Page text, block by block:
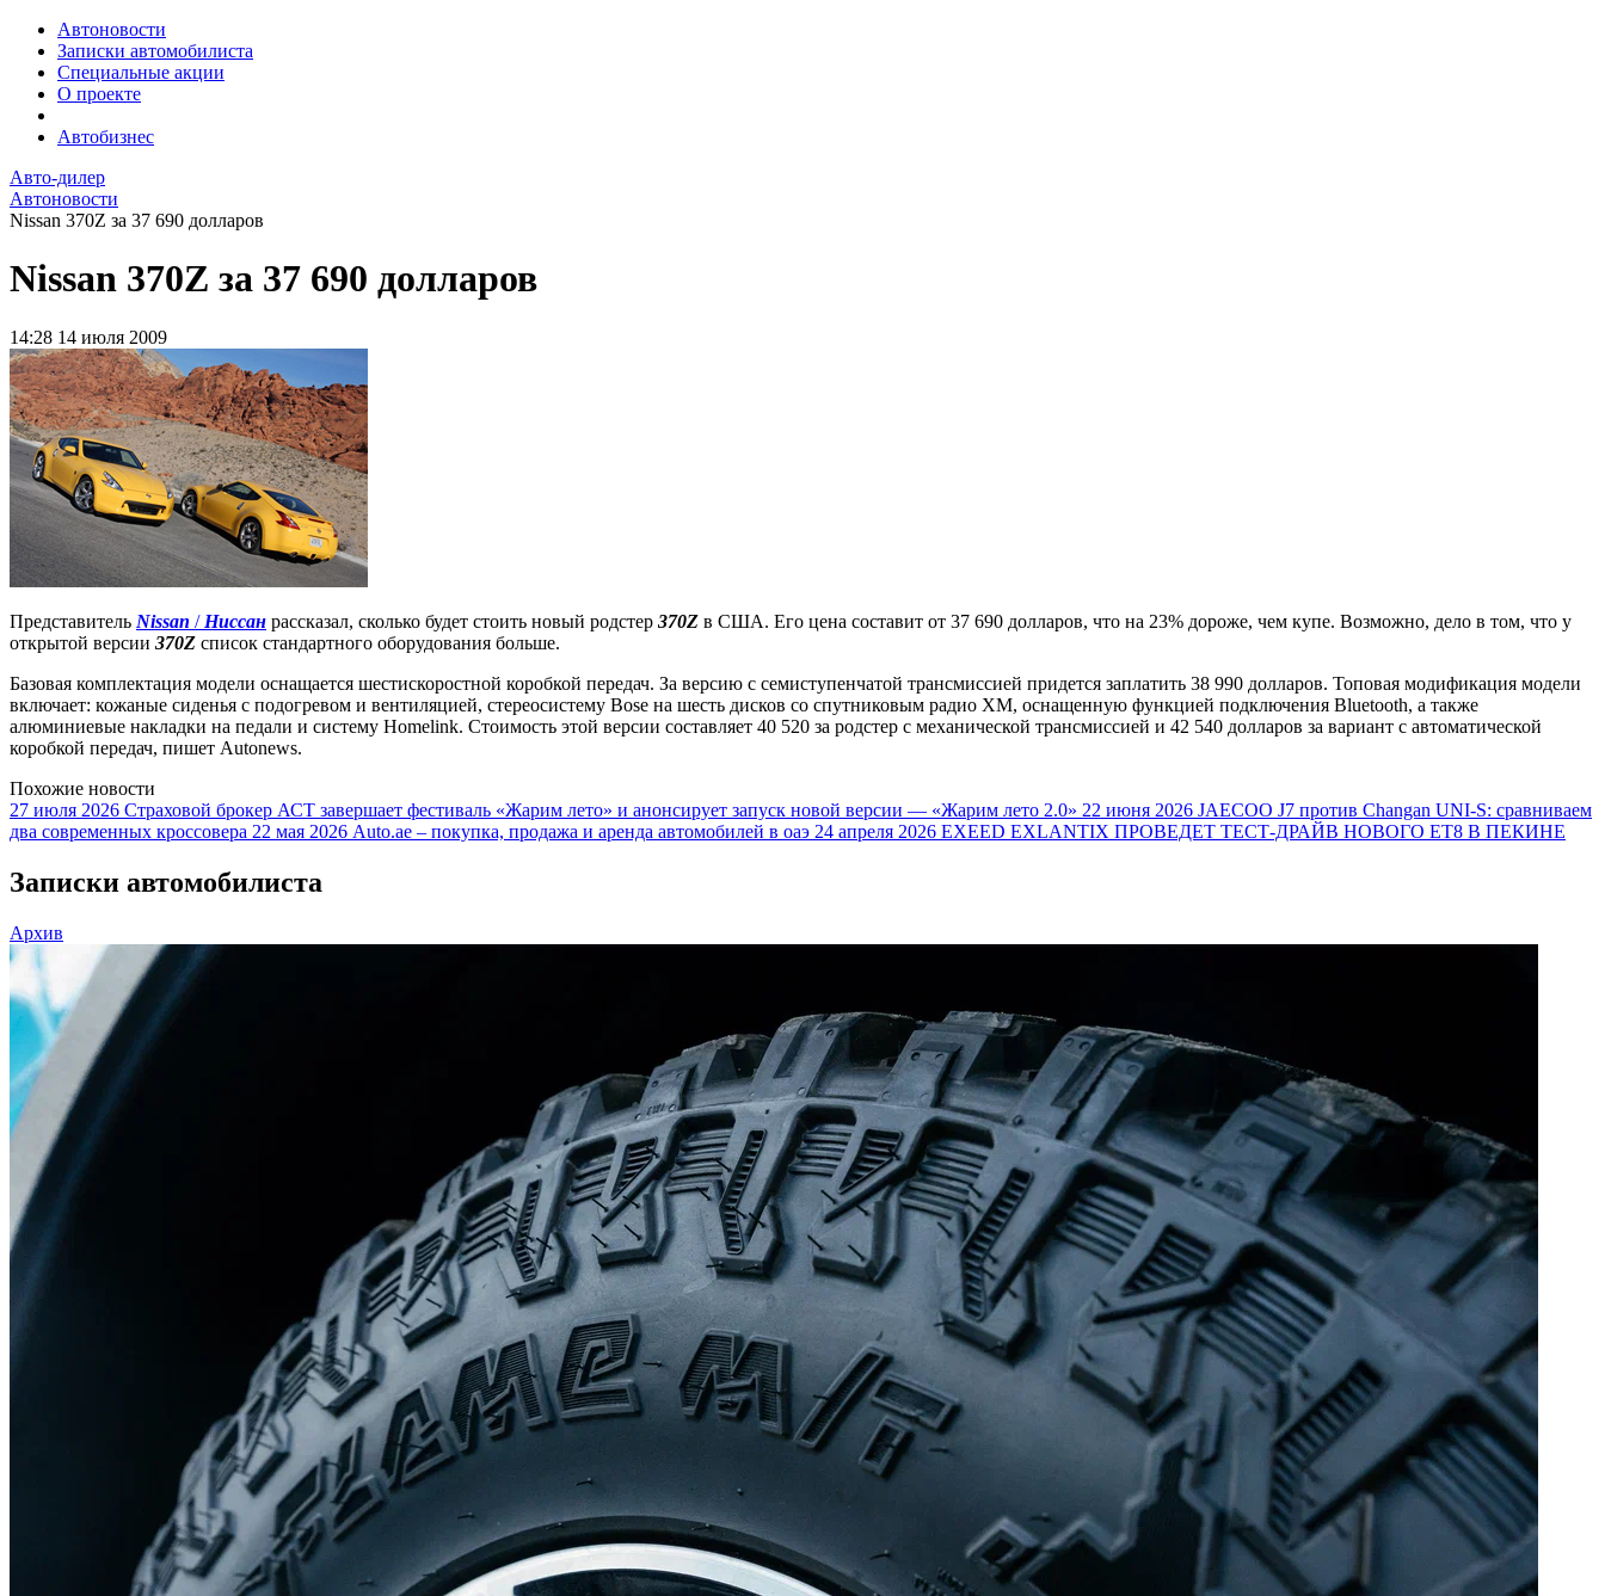
Автоновости
Записки автомобилиста
Специальные акции
О проекте
Автобизнес
Авто-дилер
Автоновости
Nissan 370Z за 37 690 долларов
Nissan 370Z за 37 690 долларов
14:28 14 июля 2009
Представитель Nissan / Ниссан рассказал, сколько будет стоить новый родстер 370Z в США. Его цена составит от 37 690 долларов, что на 23% дороже, чем купе. Возможно, дело в том, что у
открытой версии 370Z список стандартного оборудования больше.
Базовая комплектация модели оснащается шестискоростной коробкой передач. За версию с семиступенчатой трансмиссией придется заплатить 38 990 долларов. Топовая модификация модели
включает: кожаные сиденья с подогревом и вентиляцией, стереосистему Bose на шесть дисков со спутниковым радио XM, оснащенную функцией подключения Bluetooth, а также
алюминиевые накладки на педали и систему Homelink. Стоимость этой версии составляет 40 520 за родстер с механической трансмиссией и 42 540 долларов за вариант с автоматической
коробкой передач, пишет Autonews.
Похожие новости
27 июля 2026 Страховой брокер АСТ завершает фестиваль «Жарим лето» и анонсирует запуск новой версии — «Жарим лето 2.0» 22 июня 2026 JAECOO J7 против Changan UNI-S: сравниваем
два современных кроссовера 22 мая 2026 Auto.ae – покупка, продажа и аренда автомобилей в оаэ 24 апреля 2026 EXEED EXLANTIX ПРОВЕДЕТ ТЕСТ-ДРАЙВ НОВОГО ET8 В ПЕКИНЕ
Записки автомобилиста
Архив